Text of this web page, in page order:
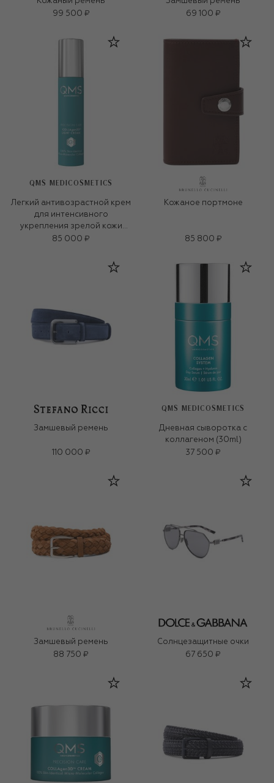
99 500 ₽
69 100 ₽
QMS MEDICOSMETICS
Легкий антивозрастной крем
для интенсивного
укрепления зрелой кожи
«3D-коллаген» (50ml)
85 000 ₽
Кожаное портмоне
85 800 ₽
Замшевый ремень
110 000 ₽
QMS MEDICOSMETICS
Дневная сыворотка с
коллагеном (30ml)
37 500 ₽
Замшевый ремень
88 750 ₽
Солнцезащитные очки
67 650 ₽